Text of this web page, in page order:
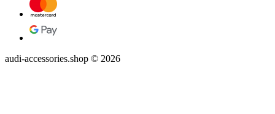
audi-accessories.shop © 2026